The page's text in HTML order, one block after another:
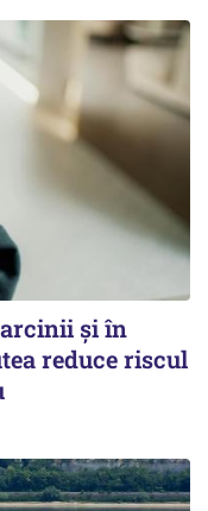
și în
reduce riscul